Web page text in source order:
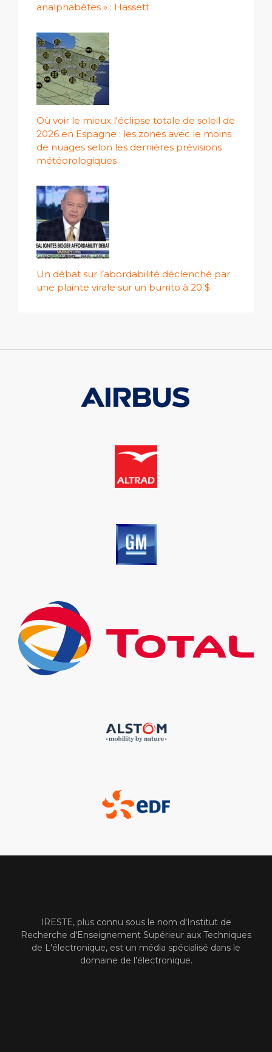
analphabètes » : Hassett
Où voir le mieux l'éclipse totale de soleil de
2026 en Espagne : les zones avec le moins
de nuages ​​selon les dernières prévisions
météorologiques
Un débat sur l’abordabilité déclenché par
une plainte virale sur un burrito à 20 $
IRESTE, plus connu sous le nom d'Institut de
Recherche d'Enseignement Supérieur aux Techniques
de L'électronique, est un média spécialisé dans le
domaine de l'électronique.